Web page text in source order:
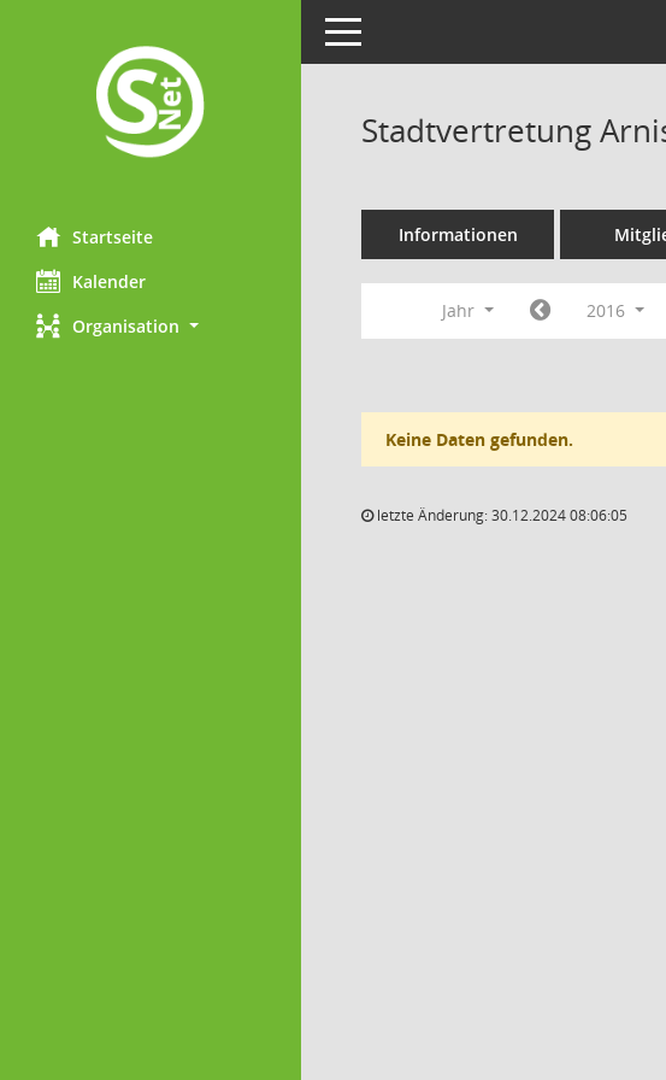
Startseite
Kalender
Organisation
Toggle navigation
Stadtvertretung
Informationen
Jahr 2016
Keine Daten gefunden.
letzte Änderung: 30.12.2024 08:06:05